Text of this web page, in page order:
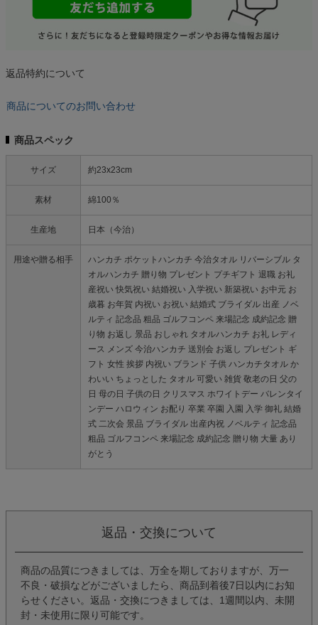
返品特約について
商品についてのお問い合わせ
商品スペック
サイズ 約23x23cm
素材 綿100％
生産地 日本（今治）
用途や贈る相手
ハンカチ ポケットハンカチ 今治タオル リバーシブル タ
オルハンカチ 贈り物 プレゼント プチギフト 退職 お礼
産祝い 快気祝い 結婚祝い 入学祝い 新築祝い お中元 お
歳暮 お年賀 内祝い お祝い 結婚式 ブライダル 出産 ノベ
ルティ 記念品 粗品 ゴルフコンペ 来場記念 成約記念 贈
り物 お返し 景品 おしゃれ タオルハンカチ お礼 レディ
ース メンズ 今治ハンカチ 送別会 お返し プレゼント ギ
フト 女性 挨拶 内祝い ブランド 子供 ハンカチタオル か
わいい ちょっとした タオル 可愛い 雑貨 敬老の日 父の
日 母の日 子供の日 クリスマス ホワイトデー バレンタイ
ンデー ハロウィン お配り 卒業 卒園 入園 入学 御礼 結婚
式 二次会 景品 ブライダル 出産内祝 ノベルティ 記念品
粗品 ゴルフコンペ 来場記念 成約記念 贈り物 大量 あり
がとう
返品・交換について
商品の品質につきましては、万全を期しておりますが、万一
不良・破損などがございましたら、商品到着後7日以内にお知
らせください。返品・交換につきましては、1週間以内、未開
封・未使用に限り可能です。